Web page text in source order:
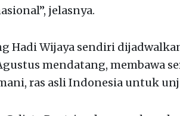
jelasnya.
Hadi Wijaya sendiri
mendatang, membawa
ras asli Indonesia untuk